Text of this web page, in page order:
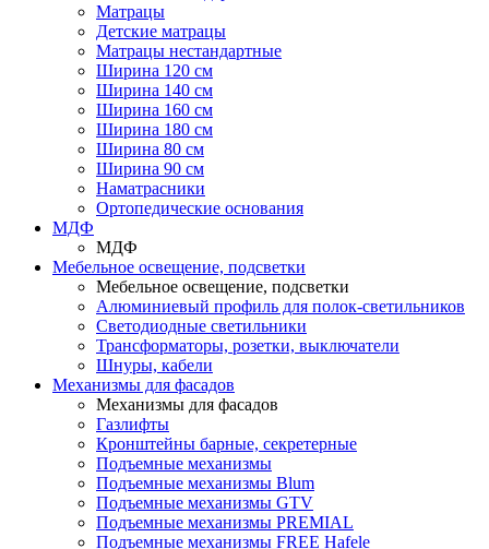
Матрацы
Детские матрацы
Матрацы нестандартные
Ширина 120 см
Ширина 140 см
Ширина 160 см
Ширина 180 см
Ширина 80 см
Ширина 90 см
Наматрасники
Ортопедические основания
МДФ
МДФ
Мебельное освещение, подсветки
Мебельное освещение, подсветки
Алюминиевый профиль для полок-светильников
Светодиодные светильники
Трансформаторы, розетки, выключатели
Шнуры, кабели
Механизмы для фасадов
Механизмы для фасадов
Газлифты
Кронштейны барные, секретерные
Подъемные механизмы
Подъемные механизмы Blum
Подъемные механизмы GTV
Подъемные механизмы PREMIAL
Подъемные механизмы FREE Hafele